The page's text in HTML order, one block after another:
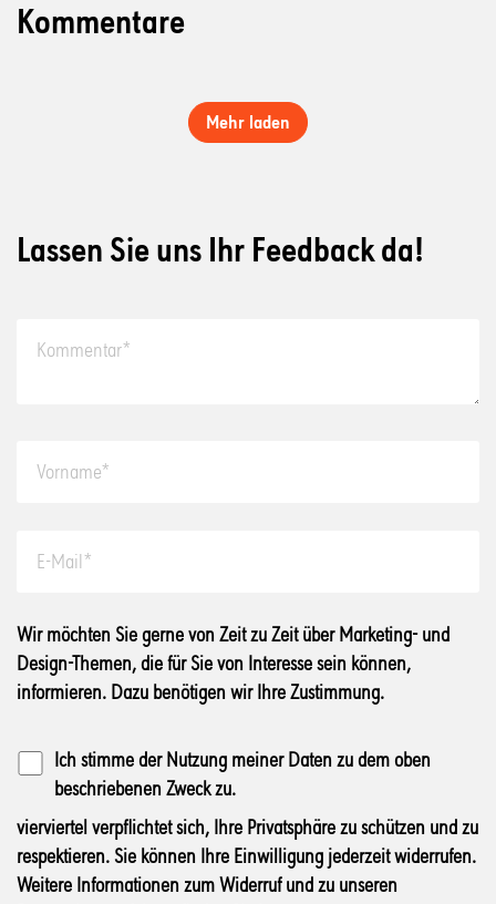
Kommentare
Mehr laden
Lassen Sie uns Ihr Feedback da!
Wir möchten Sie gerne von Zeit zu Zeit über Marketing- und
Design-Themen, die für Sie von Interesse sein können,
informieren. Dazu benötigen wir Ihre Zustimmung.
Ich stimme der Nutzung meiner Daten zu dem oben
beschriebenen Zweck zu.
vierviertel verpflichtet sich, Ihre Privatsphäre zu schützen und zu
respektieren. Sie können Ihre Einwilligung jederzeit widerrufen.
Weitere Informationen zum Widerruf und zu unseren